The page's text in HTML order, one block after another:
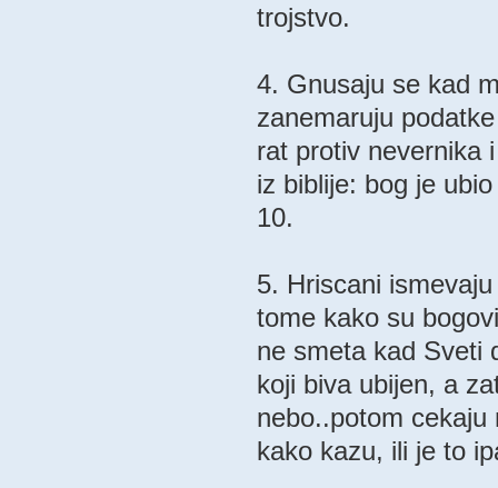
trojstvo.
4. Gnusaju se kad
zanemaruju
rat protiv nevernika
iz biblije: bog je
10.
5. Hriscani
tome kako su
ne smeta kad Sveti
koji biva ubijen, a
nebo..potom
kako kazu, ili je to